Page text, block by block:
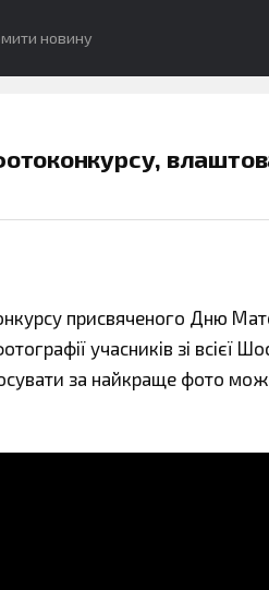
новину
присвяченого Дню
учасників зі всієї
за найкраще фото